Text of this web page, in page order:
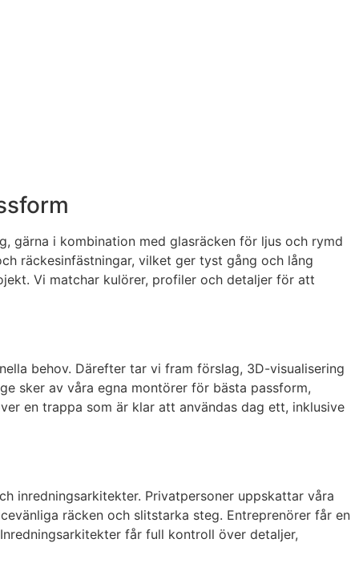
gärna i kombination med glasräcken för ljus och rymd
räckesinfästningar, vilket ger tyst gång och lång
Vi matchar kulörer, profiler och detaljer för att
behov. Därefter tar vi fram förslag, 3D-visualisering
sker av våra egna montörer för bästa passform,
en trappa som är klar att användas dag ett, inklusive
inredningsarkitekter. Privatpersoner uppskattar våra
räcken och slitstarka steg. Entreprenörer får en
får full kontroll över detaljer,